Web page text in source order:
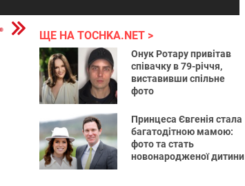
Війна в Україні 2022
ЩЕ НА TOCHKA.NET
Онук Ротару привітав
співачку в 79-річчя,
виставивши спільне
фото
Принцеса Євгенія стала
багатодітною мамою:
фото та стать
новонародженої дитини